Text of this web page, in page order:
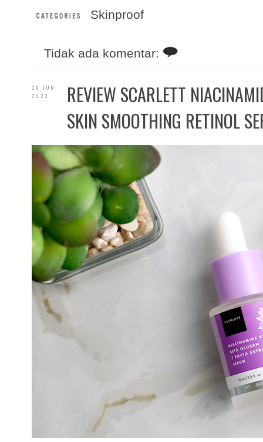
Skinproof
Tidak ada komentar:
24 JUN
2023
REVIEW SCARLETT
SKIN SMOOTHING RETINOL